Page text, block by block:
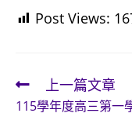
Post Views:
Read
more
上一篇文章
115學年度高三第一